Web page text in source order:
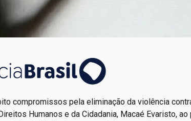
compromissos pela eliminação da violência
Humanos e da Cidadania, Macaé Evaristo, ao